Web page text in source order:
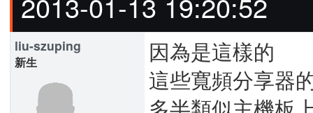
liu-szuping
新生
因為是這樣的
這些寬頻分享器